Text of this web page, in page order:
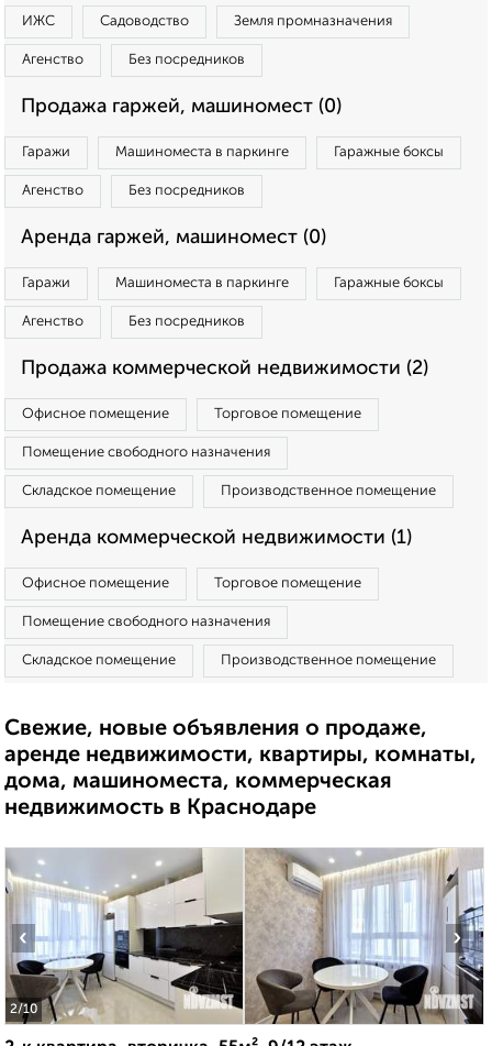
ИЖС Садоводство Земля промназначения
Агенство Без посредников
Продажа гаржей, машиномест (0)
Гаражи Машиноместа в паркинге Гаражные боксы
Агенство Без посредников
Аренда гаржей, машиномест (0)
Гаражи Машиноместа в паркинге Гаражные боксы
Агенство Без посредников
Продажа коммерческой недвижимости (2)
Офисное помещение Торговое помещение
Помещение свободного назначения
Складское помещение Производственное помещение
Аренда коммерческой недвижимости (1)
Офисное помещение Торговое помещение
Помещение свободного назначения
Складское помещение Производственное помещение
Свежие, новые объявления о продаже,
аренде недвижимости, квартиры, комнаты,
дома, машиноместа, коммерческая
недвижимость в Краснодаре
2/10
‹ ›